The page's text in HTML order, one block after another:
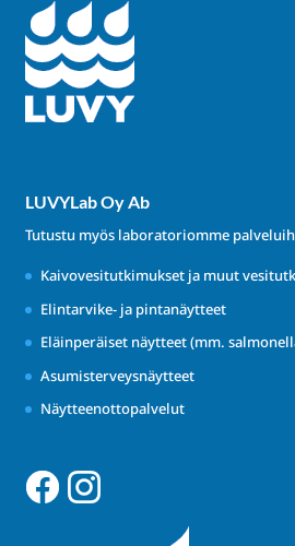
LUVYLab Oy Ab
Tutustu myös laboratoriomme
Kaivovesitutkimukset ja muut
Elintarvike- ja pintanäytteet
Eläinperäiset näytteet (mm.
Asumisterveysnäytteet
Näytteenottopalvelut